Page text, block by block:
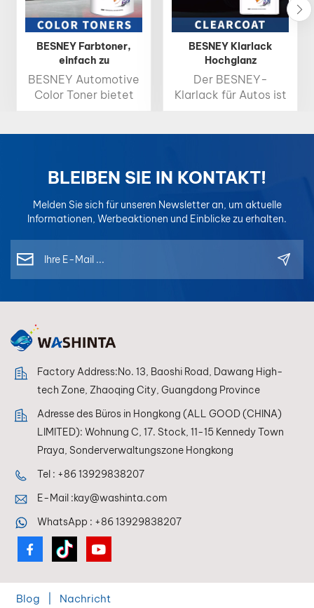
BESNEY Farbtoner,
einfach zu
kombinierende Farbe,
1K-Basislack, 2K-
Decklack
BESNEY Automotive
Color Toner bietet
ist damit die ideale
Wahl für
professionelle
Farbabstimmung.
und konsistente
Ergebnisse, sodass
Farbwiedergabe
erzielen.
BESNEY Klarlack
Hochglanz
Schnelltrocknender
Autoklarlack
Der BESNEY-
Klarlack für Autos ist
schützt und
gleichzeitig seinen
Glanz verstärkt. Er
trocknet schnell und
BLEIBEN SIE IN KONTAKT!
Melden Sie sich für unseren Newsletter an, um aktuelle
Informationen, Werbeaktionen und Einblicke zu erhalten.
Factory Address:No. 13, Baoshi Road, Dawang High-
tech Zone, Zhaoqing City, Guangdong Province
Adresse des Büros in Hongkong (ALL GOOD (CHINA)
LIMITED): Wohnung C, 17. Stock, 11-15 Kennedy Town
Praya, Sonderverwaltungszone Hongkong
Tel : +86 13929838207
E-Mail :kay@washinta.com
WhatsApp : +86 13929838207
Blog Nachricht